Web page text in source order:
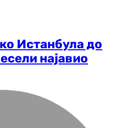
Истанбула до
најавио